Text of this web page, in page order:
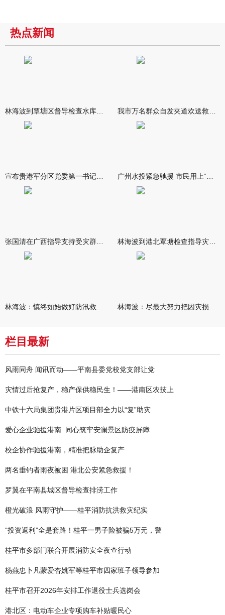
热点新闻
栏目最新
风雨同舟 闻讯而动——平南县委党校党支部让党
灾情过后抢复产，稳产保供稳民生！——港南区农技上
中铁十六局集团贵港片区项目部全力以“复”助灾
爱心企业驰援港南 同心筑牢安澜景区防疫屏障
校企协作驰援港南，精准把脉助企复产
两名垂钓者雨夜被困 港北公安紧急救援！
罗翼在平南县城区督导检查排涝工作
橙光破浪 风雨守护——桂平消防抗洪救灾纪实
“投资返利”全是套路！桂平一男子险被骗5万元，警
桂平市多部门联合开展消防安全夜查行动
杨燕忠卜凡蒙爱杏姚军等桂平市四家班子领导参加
桂平市召开2026年安排工作退役士兵选岗会
港北区：电动车企业专项购车补贴暖民心